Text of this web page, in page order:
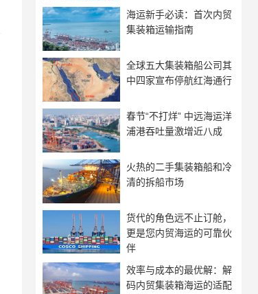
海运新手必读：首次内贸
集装箱运输指南
全球五大集装箱船公司其
中四家宣布停航红海通行
春节“不打烊” 中远海运洋
浦港吞吐量激增近八成
火热的二手集装箱船和冷
清的拆船市场
货代的角色远不止订舱，
更是您内贸海运的可靠伙
伴
效率与成本的最优解：解
码内贸集装箱海运的适配